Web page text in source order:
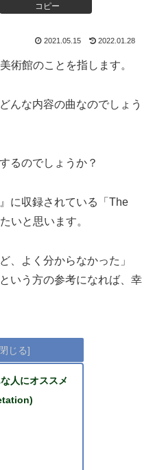
コピー
2021.05.15 2022.01.28
術館のことを指します。
んな内容の曲なのでしょう
るのでしょうか？
に収録されている「The
いと思います。
、よく分からなかった」
いう方の参考になれば、幸
人にオススメ